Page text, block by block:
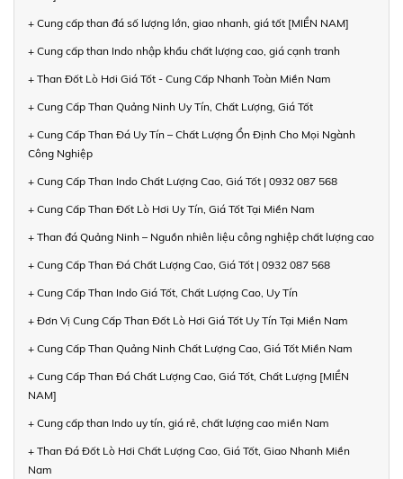
+ Cung cấp than đá số lượng lớn, giao nhanh, giá tốt [MIỀN NAM]
+ Cung cấp than Indo nhập khẩu chất lượng cao, giá cạnh tranh
+ Than Đốt Lò Hơi Giá Tốt - Cung Cấp Nhanh Toàn Miền Nam
+ Cung Cấp Than Quảng Ninh Uy Tín, Chất Lượng, Giá Tốt
+ Cung Cấp Than Đá Uy Tín – Chất Lượng Ổn Định Cho Mọi Ngành
Công Nghiệp
+ Cung Cấp Than Indo Chất Lượng Cao, Giá Tốt | 0932 087 568
+ Cung Cấp Than Đốt Lò Hơi Uy Tín, Giá Tốt Tại Miền Nam
+ Than đá Quảng Ninh – Nguồn nhiên liệu công nghiệp chất lượng cao
+ Cung Cấp Than Đá Chất Lượng Cao, Giá Tốt | 0932 087 568
+ Cung Cấp Than Indo Giá Tốt, Chất Lượng Cao, Uy Tín
+ Đơn Vị Cung Cấp Than Đốt Lò Hơi Giá Tốt Uy Tín Tại Miền Nam
+ Cung Cấp Than Quảng Ninh Chất Lượng Cao, Giá Tốt Miền Nam
+ Cung Cấp Than Đá Chất Lượng Cao, Giá Tốt, Chất Lượng [MIỀN
NAM]
+ Cung cấp than Indo uy tín, giá rẻ, chất lượng cao miền Nam
+ Than Đá Đốt Lò Hơi Chất Lượng Cao, Giá Tốt, Giao Nhanh Miền
Nam